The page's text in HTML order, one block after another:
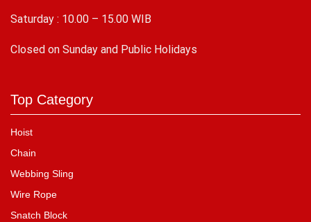
Saturday : 10.00 – 15.00 WIB
Closed on Sunday and Public Holidays
Top Category
Hoist
Chain
Webbing Sling
Wire Rope
Snatch Block